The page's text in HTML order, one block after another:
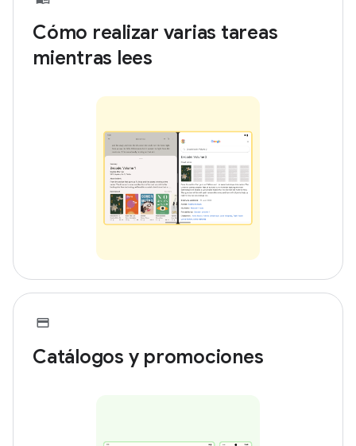
Cómo realizar varias tareas
mientras lees
Catálogos y promociones